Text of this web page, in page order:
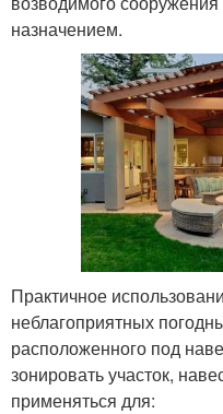
назначением.
Практичное
неблагоприятных
расположенного под
зонировать участок,
применяться для: